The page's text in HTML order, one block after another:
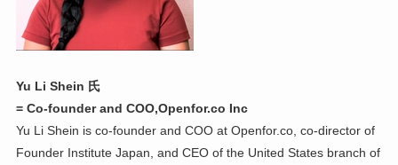
Yu Li Shein 氏
= Co-founder and COO,Openfor.co Inc
Yu Li Shein is co-founder and COO at Openfor.co, co-director of
Founder Institute Japan, and CEO of the United States branch of